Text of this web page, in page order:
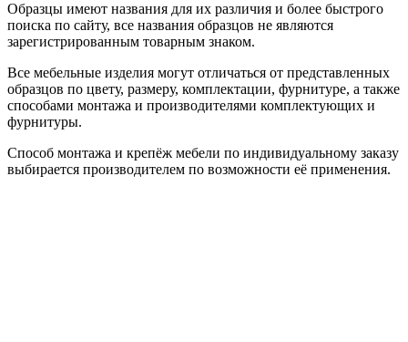
Образцы имеют названия для их различия и более быстрого
поиска по сайту, все названия образцов не являются
зарегистрированным товарным знаком.
Все мебельные изделия могут отличаться от представленных
образцов по цвету, размеру, комплектации, фурнитуре, а также
способами монтажа и производителями комплектующих и
фурнитуры.
Способ монтажа и крепёж мебели по индивидуальному заказу
выбирается производителем по возможности её применения.